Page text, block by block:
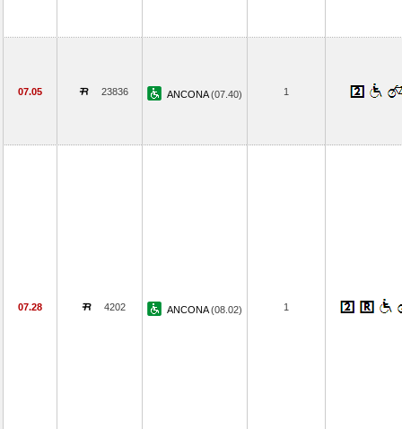
07.05 23836 ANCONA(07.40) 1
07.28 4202 ANCONA(08.02) 1